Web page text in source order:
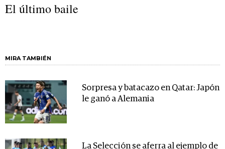
El último baile
MIRA TAMBIÉN
Sorpresa y batacazo en Qatar: Japón
le ganó a Alemania
La Selección se aferra al ejemplo de